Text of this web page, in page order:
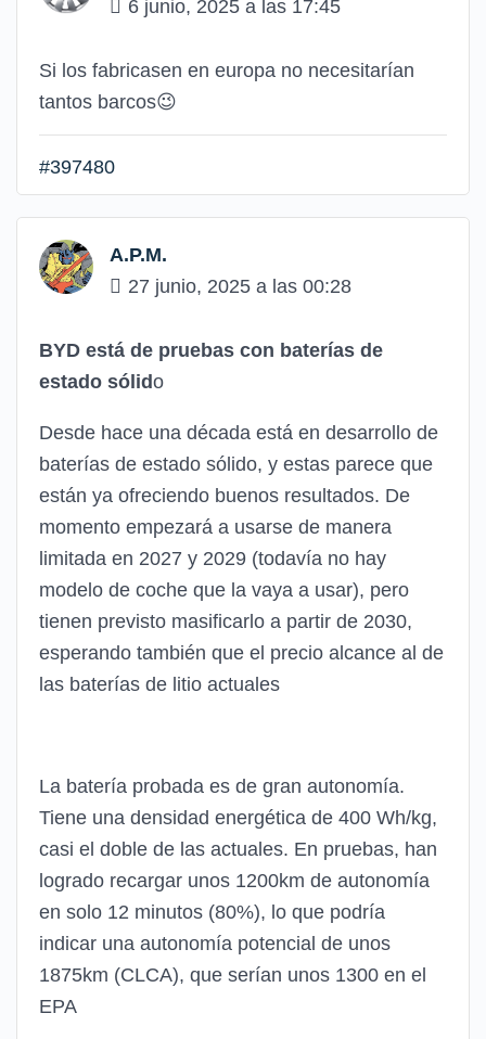
6 junio, 2025 a las 17:45
Si los fabricasen en europa no necesitarían
tantos barcos😉
#397480
A.P.M.
27 junio, 2025 a las 00:28
BYD está de pruebas con baterías de
estado sólido
Desde hace una década está en desarrollo de
baterías de estado sólido, y estas parece que
están ya ofreciendo buenos resultados. De
momento empezará a usarse de manera
limitada en 2027 y 2029 (todavía no hay
modelo de coche que la vaya a usar), pero
tienen previsto masificarlo a partir de 2030,
esperando también que el precio alcance al de
las baterías de litio actuales
La batería probada es de gran autonomía.
Tiene una densidad energética de 400 Wh/kg,
casi el doble de las actuales. En pruebas, han
logrado recargar unos 1200km de autonomía
en solo 12 minutos (80%), lo que podría
indicar una autonomía potencial de unos
1875km (CLCA), que serían unos 1300 en el
EPA